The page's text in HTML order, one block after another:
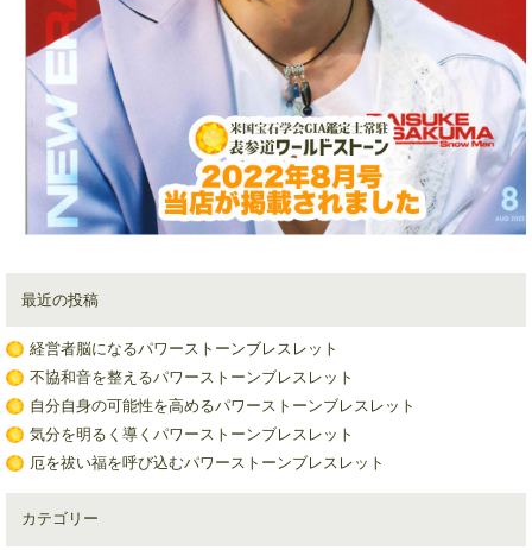
最近の投稿
経営者脳になるパワーストーンブレスレット
不協和音を整えるパワーストーンブレスレット
自分自身の可能性を高めるパワーストーンブレスレット
気分を明るく導くパワーストーンブレスレット
厄を祓い福を呼び込むパワーストーンブレスレット
カテゴリー